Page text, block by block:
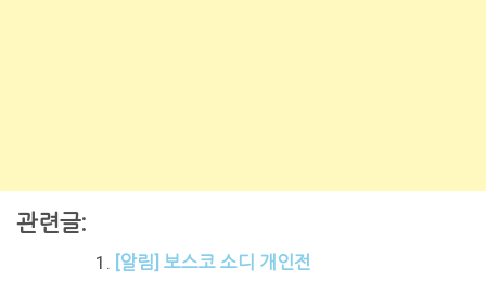
관련글:
[알림] 보스코 소디 개인전